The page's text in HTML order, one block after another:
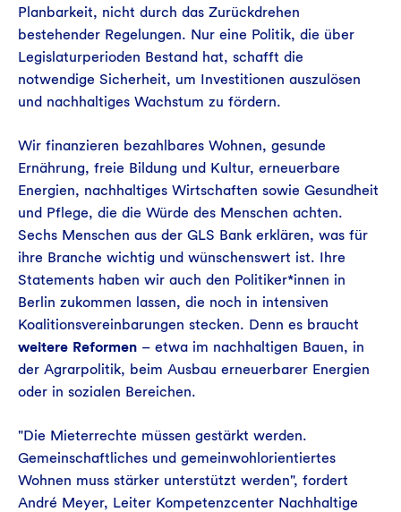
Planbarkeit, nicht durch das Zurückdrehen
bestehender Regelungen. Nur eine Politik, die über
Legislaturperioden Bestand hat, schafft die
notwendige Sicherheit, um Investitionen auszulösen
und nachhaltiges Wachstum zu fördern.
Wir finanzieren bezahlbares Wohnen, gesunde
Ernährung, freie Bildung und Kultur, erneuerbare
Energien, nachhaltiges Wirtschaften sowie Gesundheit
und Pflege, die die Würde des Menschen achten.
Sechs Menschen aus der GLS Bank erklären, was für
ihre Branche wichtig und wünschenswert ist. Ihre
Statements haben wir auch den Politiker*innen in
Berlin zukommen lassen, die noch in intensiven
Koalitionsvereinbarungen stecken. Denn es braucht
weitere Reformen – etwa im nachhaltigen Bauen, in
der Agrarpolitik, beim Ausbau erneuerbarer Energien
oder in sozialen Bereichen.
"Die Mieterrechte müssen gestärkt werden.
Gemeinschaftliches und gemeinwohlorientiertes
Wohnen muss stärker unterstützt werden", fordert
André Meyer, Leiter Kompetenzcenter Nachhaltige